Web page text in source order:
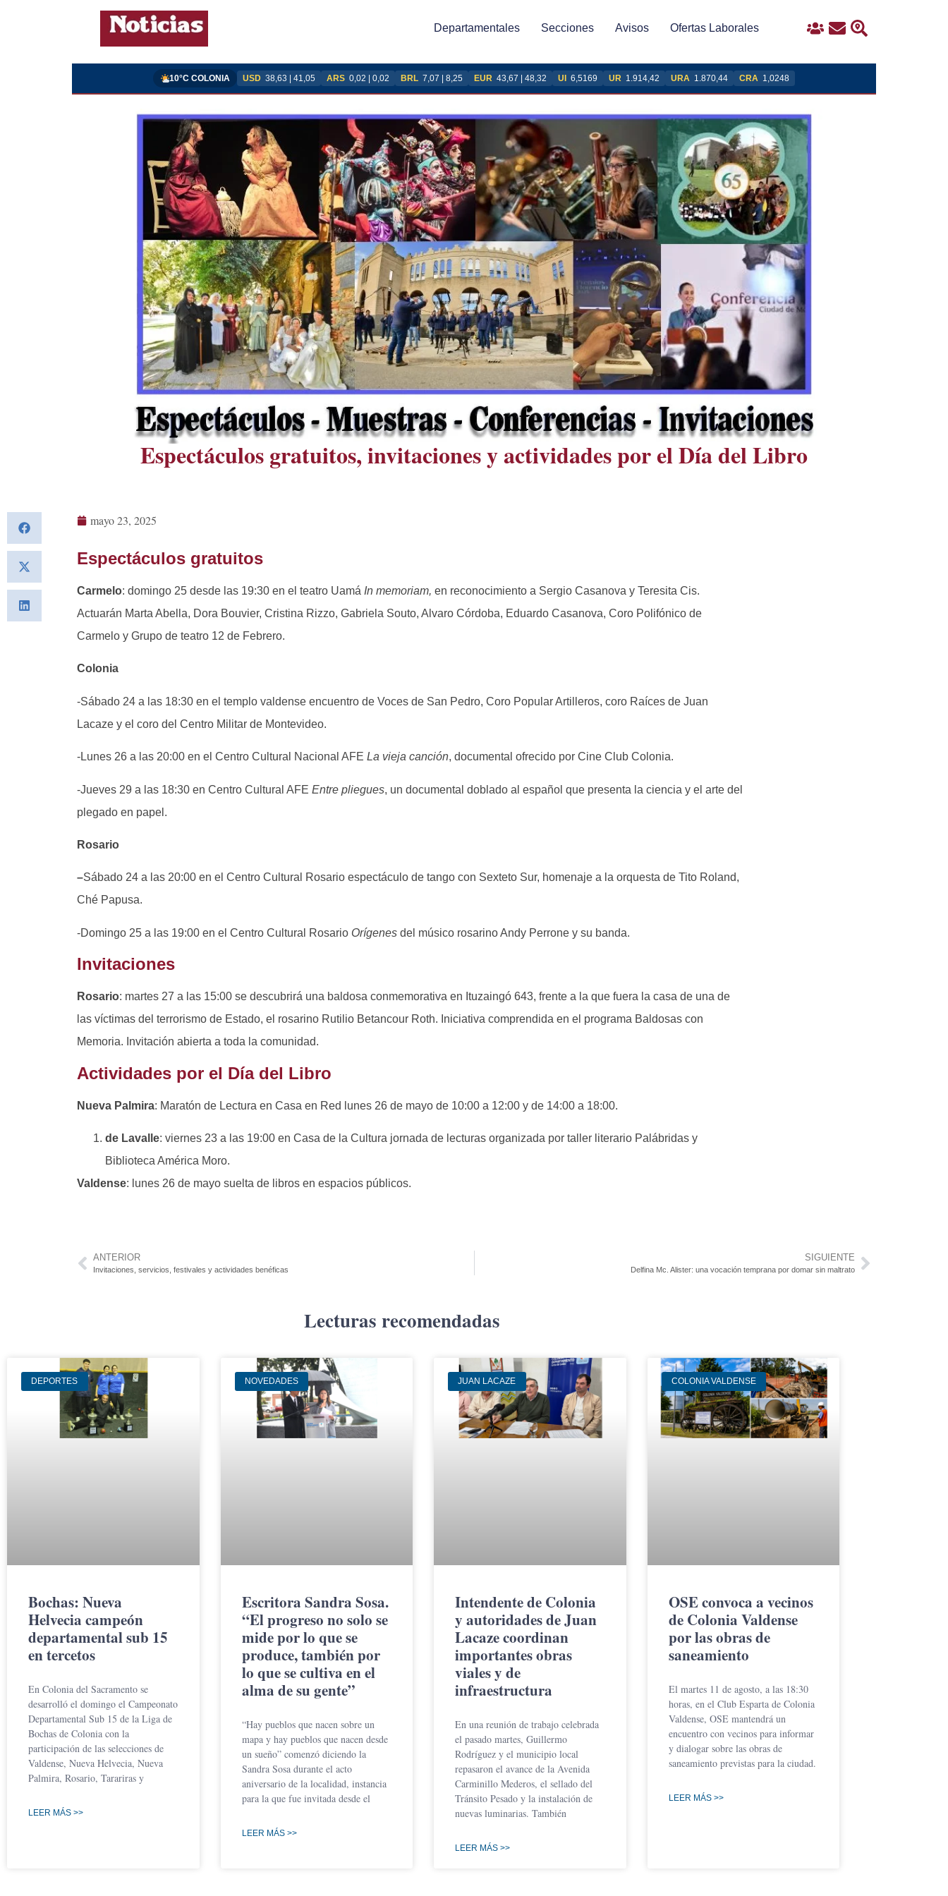
Departamentales Secciones Avisos Ofertas Laborales IngresoContacto
Buscar
10°C COLONIA USD 38,63 | 41,05 ARS 0,02 | 0,02 BRL 7,07 | 8,25 EUR 43,67 | 48,32 UI 6,5169 UR 1.914,42 URA 1.870,44 CRA 1,0248
Espectáculos gratuitos, invitaciones y actividades por el Día del Libro
mayo 23, 2025
Espectáculos gratuitos
Carmelo: domingo 25 desde las 19:30 en el teatro Uamá In memoriam,en reconocimiento a Sergio Casanova y Teresita Cis.
Actuarán Marta Abella, Dora Bouvier, Cristina Rizzo, Gabriela Souto, Alvaro Córdoba, Eduardo Casanova, Coro Polifónico de
Carmelo y Grupo de teatro 12 de Febrero.
Colonia
-Sábado 24 a las 18:30 en el templo valdense encuentro de Voces de San Pedro, Coro Popular Artilleros, coro Raíces de Juan
Lacaze y el coro del Centro Militar de Montevideo.
-Lunes 26 a las 20:00 en el Centro Cultural Nacional AFELa vieja canción, documental ofrecido por Cine Club Colonia.
-Jueves 29 a las 18:30 en Centro Cultural AFEEntre pliegues, un documental doblado al español que presenta la ciencia y el arte del
plegado en papel.
Rosario
–Sábado 24 a las 20:00 en el Centro Cultural Rosario espectáculo de tango con Sexteto Sur, homenaje a la orquesta de Tito Roland,
Ché Papusa.
-Domingo 25 a las 19:00 en el Centro Cultural Rosario Orígenes del músico rosarino Andy Perrone y su banda.
Invitaciones
Rosario: martes 27 a las 15:00 se descubrirá una baldosa conmemorativa en Ituzaingó 643, frente a la que fuera la casa de una de
las víctimas del terrorismo de Estado, el rosarino Rutilio Betancour Roth. Iniciativa comprendida en el programa Baldosas con
Memoria. Invitación abierta a toda la comunidad.
Actividades por el Día del Libro
Nueva Palmira: Maratón de Lectura en Casa en Red lunes 26 de mayo de 10:00 a 12:00 y de 14:00 a 18:00.
de Lavalle: viernes 23 a las 19:00 en Casa de la Cultura jornada de lecturas organizada por taller literario Palábridas y
Biblioteca América Moro.
Valdense: lunes 26 de mayo suelta de libros en espacios públicos.
ANTERIOR
Invitaciones, servicios, festivales y actividades benéficas
SIGUIENTE
Delfina Mc. Alister: una vocación temprana por domar sin maltrato
Lecturas recomendadas
DEPORTES
Bochas: Nueva
Helvecia campeón
departamental sub 15
en tercetos
En Colonia del Sacramento se
desarrolló el domingo el Campeonato
Departamental Sub 15 de la Liga de
Bochas de Colonia con la
participación de las selecciones de
Valdense, Nueva Helvecia, Nueva
Palmira, Rosario, Tarariras y
LEER MÁS >>
NOVEDADES
Escritora Sandra Sosa.
“El progreso no solo se
mide por lo que se
produce, también por
lo que se cultiva en el
alma de su gente”
“Hay pueblos que nacen sobre un
mapa y hay pueblos que nacen desde
un sueño” comenzó diciendo la
Sandra Sosa durante el acto
aniversario de la localidad, instancia
para la que fue invitada desde el
LEER MÁS >>
JUAN LACAZE
Intendente de Colonia
y autoridades de Juan
Lacaze coordinan
importantes obras
viales y de
infraestructura
En una reunión de trabajo celebrada
el pasado martes, Guillermo
Rodríguez y el municipio local
repasaron el avance de la Avenida
Carminillo Mederos, el sellado del
Tránsito Pesado y la instalación de
nuevas luminarias. También
LEER MÁS >>
COLONIA VALDENSE
OSE convoca a vecinos
de Colonia Valdense
por las obras de
saneamiento
El martes 11 de agosto, a las 18:30
horas, en el Club Esparta de Colonia
Valdense, OSE mantendrá un
encuentro con vecinos para informar
y dialogar sobre las obras de
saneamiento previstas para la ciudad.
LEER MÁS >>